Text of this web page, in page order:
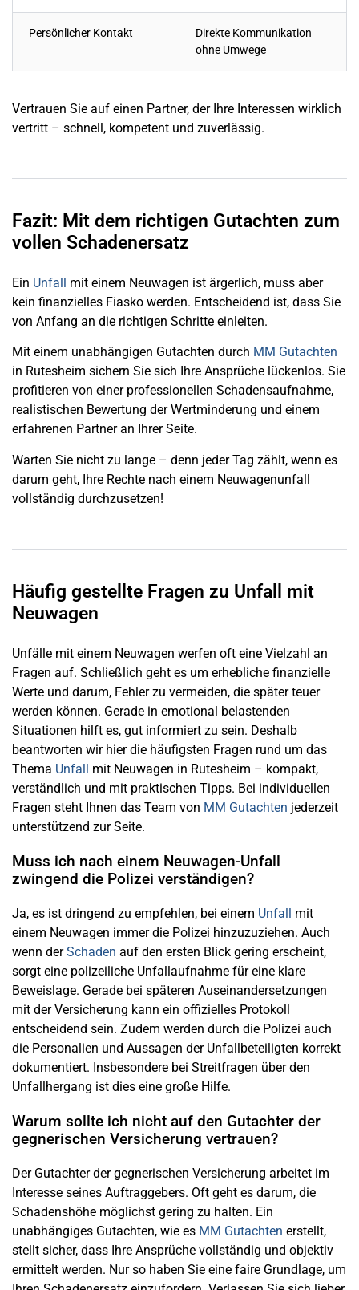
Persönlicher Kontakt
Direkte Kommunikation
ohne Umwege
Vertrauen Sie auf einen Partner, der Ihre Interessen wirklich
vertritt – schnell, kompetent und zuverlässig.
Fazit: Mit dem richtigen Gutachten zum
vollen Schadenersatz
Ein Unfall mit einem Neuwagen ist ärgerlich, muss aber
kein finanzielles Fiasko werden. Entscheidend ist, dass Sie
von Anfang an die richtigen Schritte einleiten.
Mit einem unabhängigen Gutachten durch MM Gutachten
in Rutesheim sichern Sie sich Ihre Ansprüche lückenlos. Sie
profitieren von einer professionellen Schadensaufnahme,
realistischen Bewertung der Wertminderung und einem
erfahrenen Partner an Ihrer Seite.
Warten Sie nicht zu lange – denn jeder Tag zählt, wenn es
darum geht, Ihre Rechte nach einem Neuwagenunfall
vollständig durchzusetzen!
Häufig gestellte Fragen zu Unfall mit
Neuwagen
Unfälle mit einem Neuwagen werfen oft eine Vielzahl an
Fragen auf. Schließlich geht es um erhebliche finanzielle
Werte und darum, Fehler zu vermeiden, die später teuer
werden können. Gerade in emotional belastenden
Situationen hilft es, gut informiert zu sein. Deshalb
beantworten wir hier die häufigsten Fragen rund um das
Thema Unfall mit Neuwagen in Rutesheim – kompakt,
verständlich und mit praktischen Tipps. Bei individuellen
Fragen steht Ihnen das Team von MM Gutachten jederzeit
unterstützend zur Seite.
Muss ich nach einem Neuwagen-Unfall
zwingend die Polizei verständigen?
Ja, es ist dringend zu empfehlen, bei einem Unfall mit
einem Neuwagen immer die Polizei hinzuzuziehen. Auch
wenn derSchaden auf den ersten Blick gering erscheint,
sorgt eine polizeiliche Unfallaufnahme für eine klare
Beweislage. Gerade bei späteren Auseinandersetzungen
mit der Versicherung kann ein offizielles Protokoll
entscheidend sein. Zudem werden durch die Polizei auch
die Personalien und Aussagen der Unfallbeteiligten korrekt
dokumentiert. Insbesondere bei Streitfragen über den
Unfallhergang ist dies eine große Hilfe.
Warum sollte ich nicht auf den Gutachter der
gegnerischen Versicherung vertrauen?
Der Gutachter der gegnerischen Versicherung arbeitet im
Interesse seines Auftraggebers. Oft geht es darum, die
Schadenshöhe möglichst gering zu halten. Ein
unabhängiges Gutachten, wie es MM Gutachten erstellt,
stellt sicher, dass Ihre Ansprüche vollständig und objektiv
ermittelt werden. Nur so haben Sie eine faire Grundlage, um